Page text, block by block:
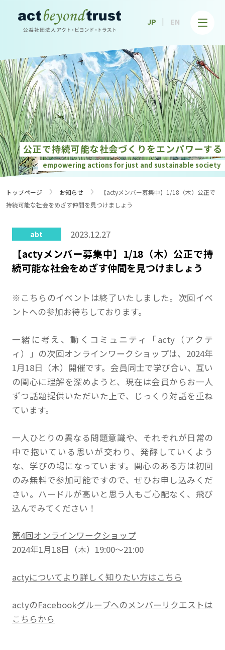
公益社団法人アクト・ビヨンド・トラスト
JP EN
公正で持続可能な社会づくりをエンパワーする
empowering actions for just and sustainable society
トップページ › お知らせ ›
【actyメンバー募集中】1/18（木）公正で
持続可能な社会をめざす仲間を見つけましょう
abt 2023.12.27
【actyメンバー募集中】1/18（木）公正で持
続可能な社会をめざす仲間を見つけましょう
※こちらのイベントは終了いたしました。次回イベ
ントへの参加お待ちしております。
一緒に考え、動くコミュニティ「acty（アクテ
ィ）」の次回オンラインワークショップは、2024年
1月18日（木）開催です。会員同士で学び合い、互い
の関心に理解を深めようと、現在は会員からお一人
ずつ話題提供いただいた上で、じっくり対話を重ね
ています。
一人ひとりの異なる問題意識や、それぞれが日常の
中で抱いている思いが交わり、発酵していくよう
な、学びの場になっています。関心のある方は初回
のみ無料で参加可能ですので、ぜひお申し込みくだ
さい。ハードルが高いと思う人もご心配なく、飛び
込んでみてください！
第4回オンラインワークショップ
2024年1月18日（木）19:00〜21:00
actyについてより詳しく知りたい方はこちら
actyのFacebookグループへのメンバーリクエストは
こちらから